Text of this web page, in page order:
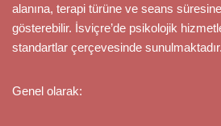
alanına, terapi türüne ve seans
gösterebilir. İsviçre’de psikolojik
standartlar çerçevesinde sunulmaktadır.
Genel olarak: